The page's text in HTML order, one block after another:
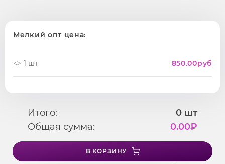
Мелкий опт цена:
1 шт 850.00руб
Итого: 0 шт
Общая сумма:
0.00₽
В КОРЗИНУ